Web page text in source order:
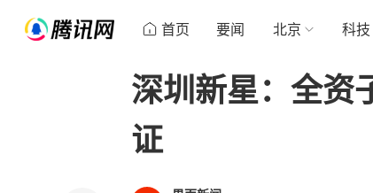
首页 要闻 北京 科技
深圳新星：全资
证